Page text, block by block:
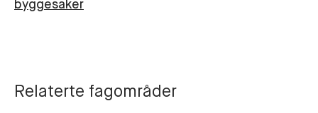
byggesaker
Relaterte fagområder